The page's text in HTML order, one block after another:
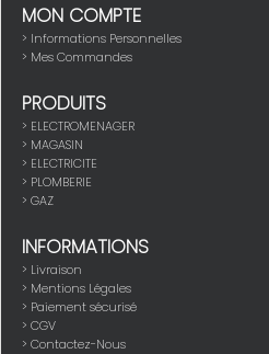
MON COMPTE
> Informations Personnelles
> Mes Commandes
PRODUITS
> ELECTROMENAGER
> MAGASIN
> ELECTRICITE
> PLOMBERIE
> GAZ
INFORMATIONS
> Livraison
> Mentions Légales
> Paiement sécurisé
> CGV
> Contactez-Nous